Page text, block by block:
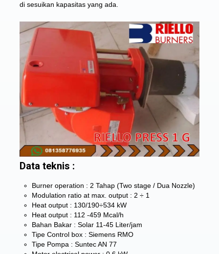
di sesuikan kapasitas yang ada.
Data teknis :
Burner operation : 2 Tahap (Two stage / Dua Nozzle)
Modulation ratio at max. output : 2 ÷ 1
Heat output : 130/190÷534 kW
Heat output : 112 -459 Mcal/h
Bahan Bakar : Solar 11-45 Liter/jam
Tipe Control box : Siemens RMO
Tipe Pompa : Suntec AN 77